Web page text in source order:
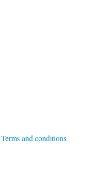
Terms and conditions